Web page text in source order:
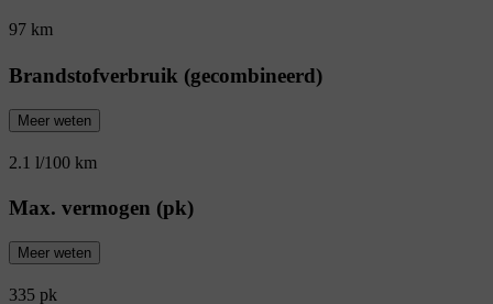
97 km
Brandstofverbruik (gecombineerd)
Meer weten
2.1 l/100 km
Max. vermogen (pk)
Meer weten
335 pk